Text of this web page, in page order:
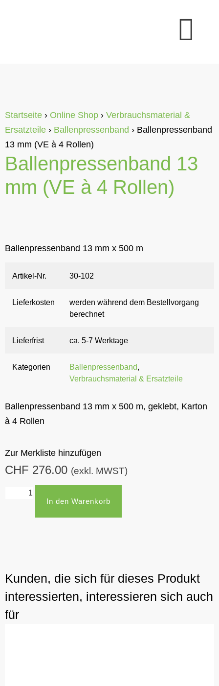
Startseite › Online Shop › Verbrauchsmaterial &
Ersatzteile › Ballenpressenband › Ballenpressenband
13 mm (VE à 4 Rollen)
Ballenpressenband 13
mm (VE à 4 Rollen)
Ballenpressenband 13 mm x 500 m
Artikel-Nr. 30-102
Lieferkosten
werden während dem Bestellvorgang
berechnet
Lieferfrist ca. 5-7 Werktage
Kategorien Ballenpressenband,
Verbrauchsmaterial & Ersatzteile
Ballenpressenband 13 mm x 500 m, geklebt, Karton
à 4 Rollen
Zur Merkliste hinzufügen
CHF 276.00 (exkl. MWST)
In den Warenkorb
Kunden, die sich für dieses Produkt
interessierten, interessieren sich auch
für